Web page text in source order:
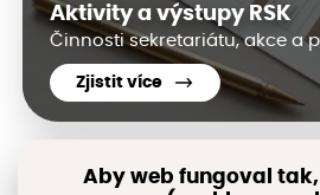
Aktivity a výstupy RSK
Činnosti sekretariátu, akce a
Zjistit více
Aby web fungoval